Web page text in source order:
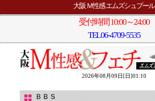
大阪 Ｍ性感 エムズシュプール
受付時間 10:00～24:00
TEL06-4709-5535
2026年08月09日[日]01:10
ＢＢＳ